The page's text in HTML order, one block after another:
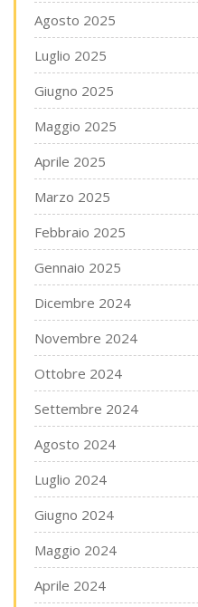
Agosto 2025
Luglio 2025
Giugno 2025
Maggio 2025
Aprile 2025
Marzo 2025
Febbraio 2025
Gennaio 2025
Dicembre 2024
Novembre 2024
Ottobre 2024
Settembre 2024
Agosto 2024
Luglio 2024
Giugno 2024
Maggio 2024
Aprile 2024